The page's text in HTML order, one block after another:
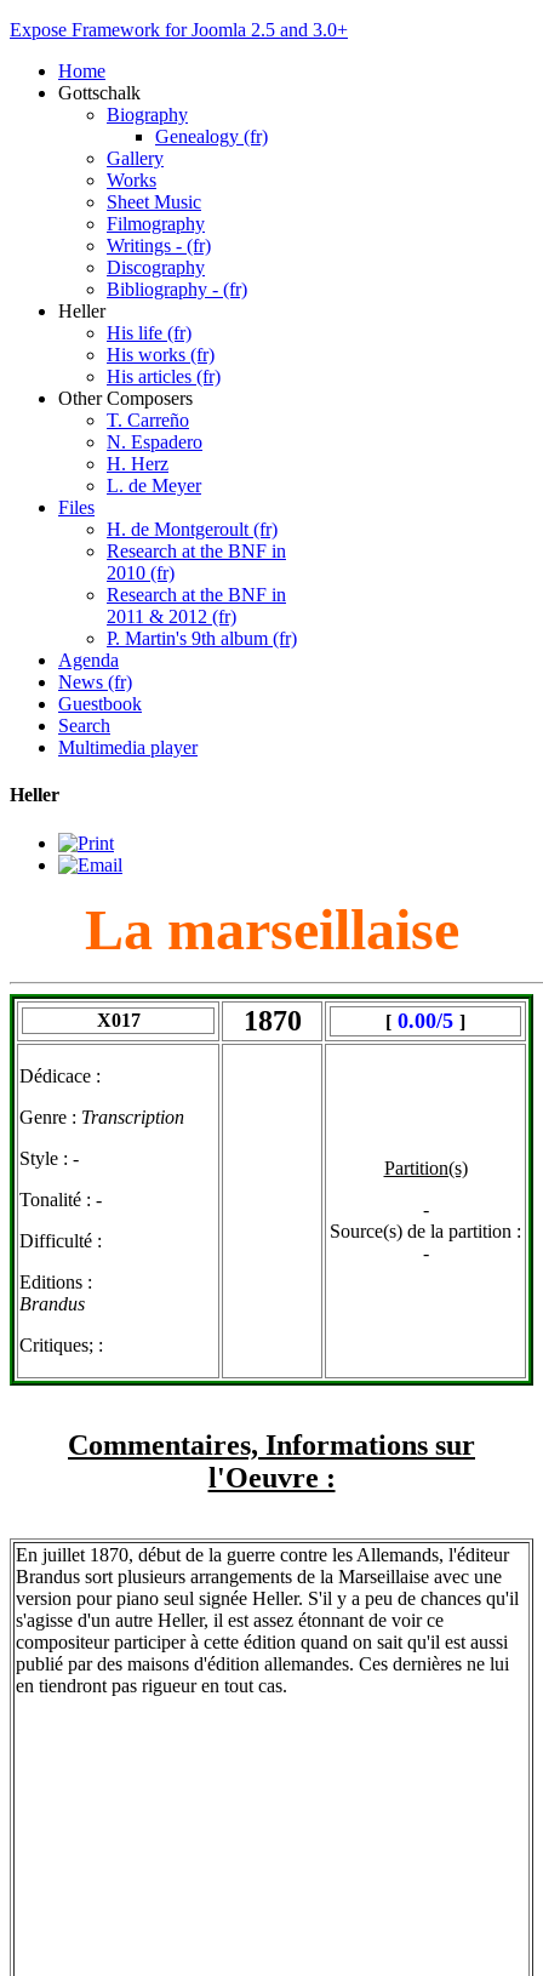
Expose Framework for Joomla 2.5 and 3.0+
Home
Gottschalk
Biography
Genealogy (fr)
Gallery
Works
Sheet Music
Filmography
Writings - (fr)
Discography
Bibliography - (fr)
Heller
His life (fr)
His works (fr)
His articles (fr)
Other Composers
T. Carreño
N. Espadero
H. Herz
L. de Meyer
Files
H. de Montgeroult (fr)
Research at the BNF in
2010 (fr)
Research at the BNF in
2011 & 2012 (fr)
P. Martin's 9th album (fr)
Agenda
News (fr)
Guestbook
Search
Multimedia player
Heller
La marseillaise
X017 1870 [ 0.00/5 ]
Dédicace :
Genre : Transcription
Style : -
Tonalité : -
Difficulté :
Editions :
Brandus
Critiques; :
Partition(s)
-
Source(s) de la partition :
-
Commentaires, Informations sur
l'Oeuvre :
En juillet 1870, début de la guerre contre les Allemands, l'éditeur
Brandus sort plusieurs arrangements de la Marseillaise avec une
version pour piano seul signée Heller. S'il y a peu de chances qu'il
s'agisse d'un autre Heller, il est assez étonnant de voir ce
compositeur participer à cette édition quand on sait qu'il est aussi
publié par des maisons d'édition allemandes. Ces dernières ne lui
en tiendront pas rigueur en tout cas.